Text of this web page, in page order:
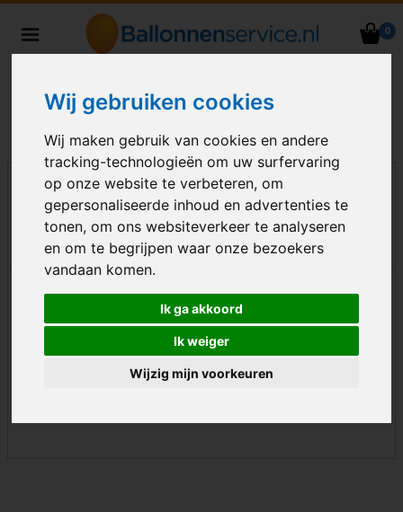
Wij gebruiken cookies
Wij maken gebruik van cookies en andere
tracking-technologieën om uw surfervaring
op onze website te verbeteren, om
gepersonaliseerde inhoud en advertenties te
tonen, om ons websiteverkeer te analyseren
en om te begrijpen waar onze bezoekers
vandaan komen.
Ik ga akkoord
Ik weiger
Wijzig mijn voorkeuren
0
Nederland